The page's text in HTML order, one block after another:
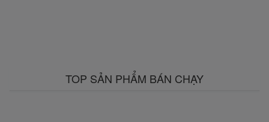
TOP SẢN PHẨM BÁN CHẠY